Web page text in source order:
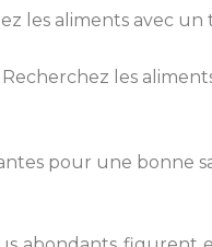
les aliments avec
les
pour une bonne